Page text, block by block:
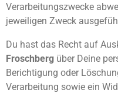
Verarbeitungszwecke
jeweiligen Zweck
Du hast das Recht auf
Froschberg über Deine
Berichtigung oder
Verarbeitung sowie ein